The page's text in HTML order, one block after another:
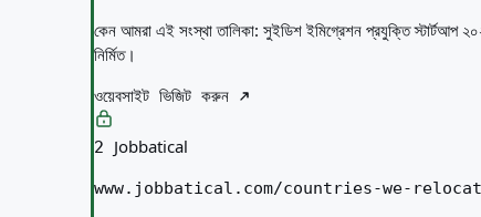
কেন আমরা এই সংস্থা তালিকা: সুইডিশ ইমিগ্রেশন প্রযুক্তি
নির্মিত।
ওয়েবসাইট ভিজিট করুন
2 Jobbatical
www.jobbatical.com/countries-we-